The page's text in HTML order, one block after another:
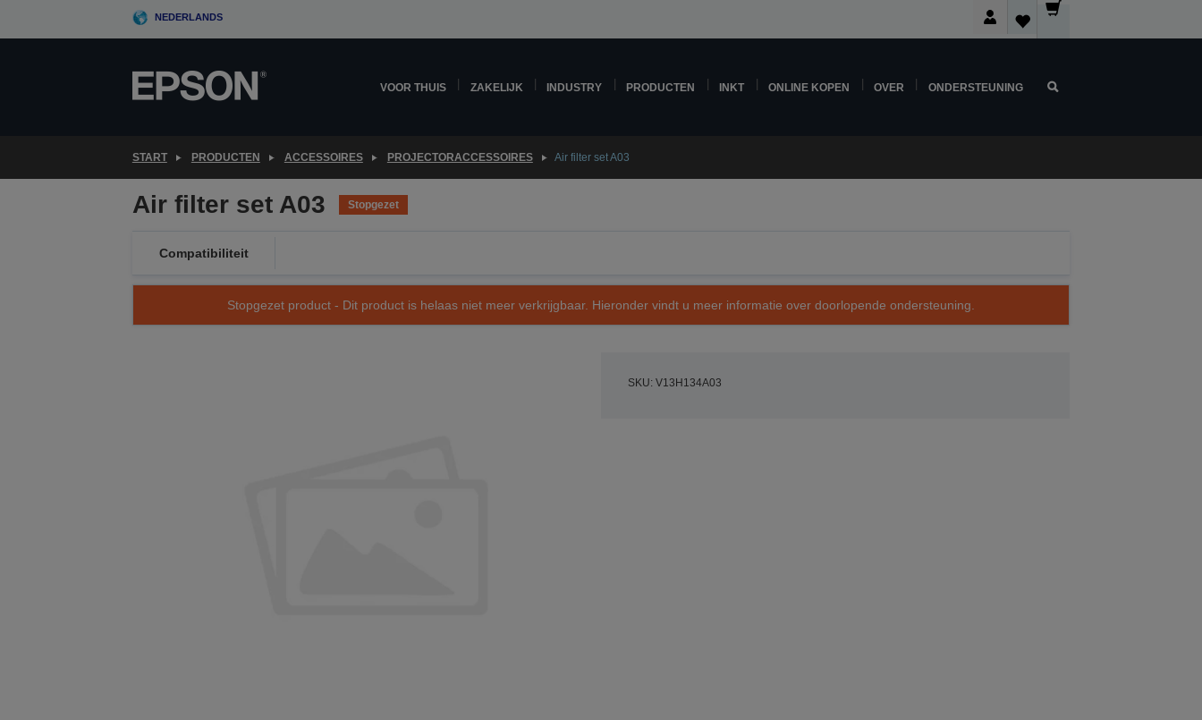
NEDERLANDS
VOOR THUIS ZAKELIJK INDUSTRY PRODUCTEN INKT ONLINE KOPEN OVER ONDERSTEUNING
START PRODUCTEN ACCESSOIRES PROJECTORACCESSOIRES Air filter set A03
Air filter set A03 Stopgezet
Compatibiliteit
Stopgezet product - Dit product is helaas niet meer verkrijgbaar. Hieronder vindt u meer informatie over doorlopende ondersteuning.
SKU: V13H134A03